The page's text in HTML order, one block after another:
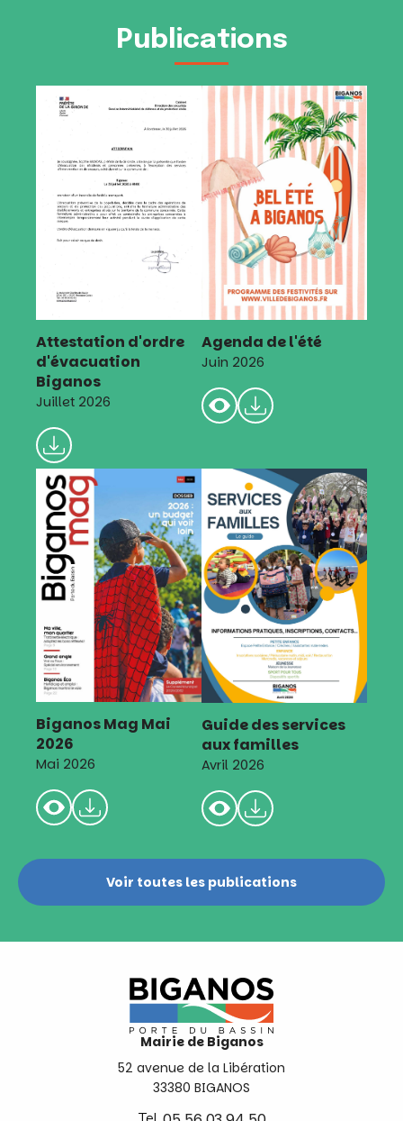
Publications
Attestation d'ordre
d'évacuation
Biganos
Juillet 2026
Agenda de l'été
Juin 2026
Biganos Mag Mai
2026
Mai 2026
Guide des services
aux familles
Avril 2026
Voir toutes les publications
Mairie de Biganos
52 avenue de la Libération
33380 BIGANOS
Tel.